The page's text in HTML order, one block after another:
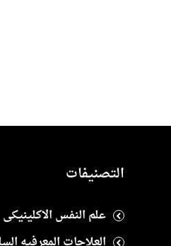
التصنيفات
علم النفس الاكلينيكى